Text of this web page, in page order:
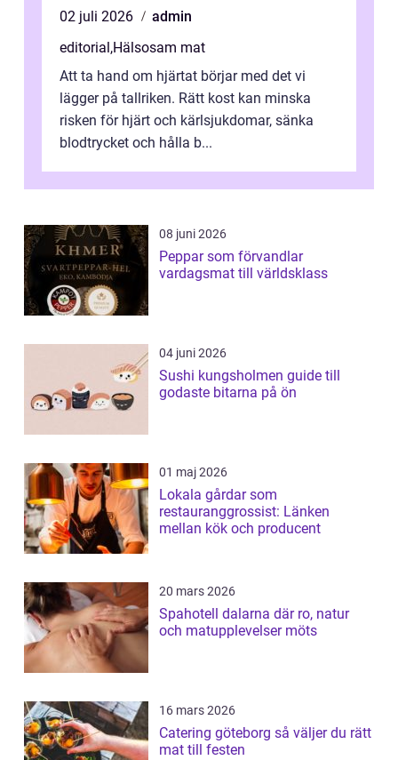
02 juli 2026
admin
editorial,Hälsosam mat
Att ta hand om hjärtat börjar med det vi
lägger på tallriken. Rätt kost kan minska
risken för hjärt och kärlsjukdomar, sänka
blodtrycket och hålla b...
08 juni 2026
Peppar som förvandlar
vardagsmat till världsklass
04 juni 2026
Sushi kungsholmen guide till
godaste bitarna på ön
01 maj 2026
Lokala gårdar som
restauranggrossist: Länken
mellan kök och producent
20 mars 2026
Spahotell dalarna där ro, natur
och matupplevelser möts
16 mars 2026
Catering göteborg så väljer du rätt
mat till festen